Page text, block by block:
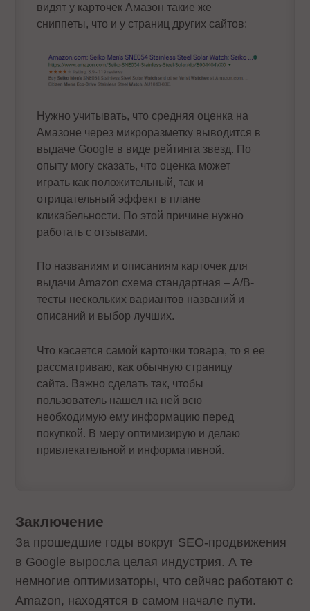
видят у карточек Амазон такие же
сниппеты, что и у страниц других сайтов:
Нужно учитывать, что средняя оценка на
Амазоне через микроразметку выводится в
выдаче Google в виде рейтинга звезд. По
опыту могу сказать, что оценка может
играть как положительный, так и
отрицательный эффект в плане
кликабельности. По этой причине нужно
работать с отзывами.
По названиям и описаниям карточек для
выдачи Amazon схема стандартная – A/B-
тесты нескольких вариантов названий и
описаний и выбор лучших.
Что касается самой карточки товара, то я ее
рассматриваю, как обычную страницу
сайта. Важно сделать так, чтобы
пользователь нашел на ней всю
необходимую ему информацию перед
покупкой. В меру оптимизирую и делаю
привлекательной и информативной.
Заключение
За прошедшие годы вокруг SEO-продвижения
в Google выросла целая индустрия. А те
немногие оптимизаторы, что сейчас работают с
Amazon, находятся в самом начале пути.